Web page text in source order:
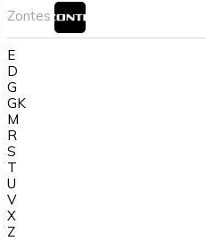
Zontes
E
D
G
GK
M
R
S
T
U
V
X
Z